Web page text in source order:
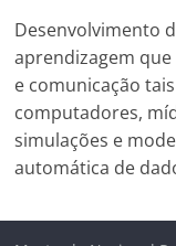
Desenvolvimento
aprendizagem
e comunicação
computadores,
simulações e
automática de